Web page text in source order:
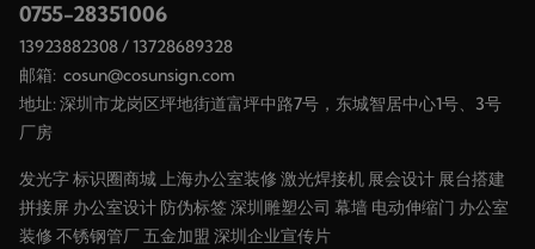
0755-28351006
13923882308/13728689328
邮箱: cosun@cosunsign.com
地址: 深圳市龙岗区坪地街道富坪中路7号，东城智居中心1号、3号
厂房
发光字标识圈商城上海办公室装修 激光焊接机 展会设计 展台搭建
拼接屏 办公室设计 防伪标签 深圳雕塑公司 幕墙 电动伸缩门 办公室
装修 不锈钢管厂 五金加盟 深圳企业宣传片